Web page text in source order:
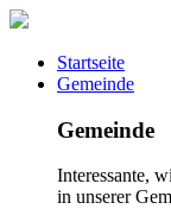
Startseite
Gemeinde
Gemeinde
Interessante,
in unserer